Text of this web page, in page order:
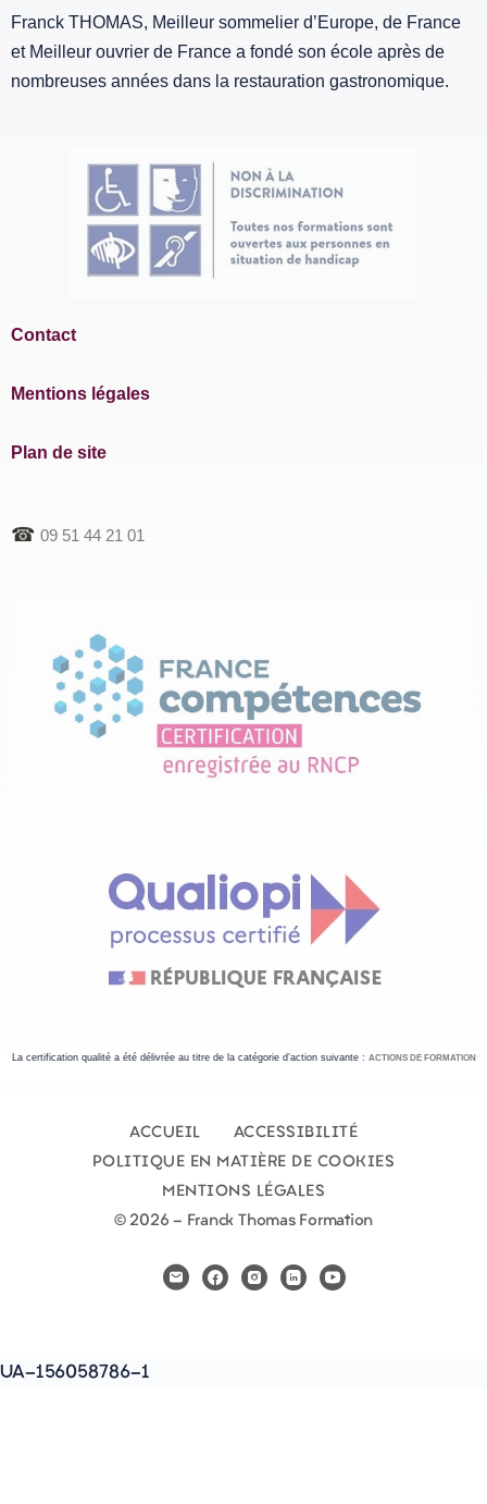
Franck THOMAS, Meilleur sommelier d’Europe, de France
et Meilleur ouvrier de France a fondé son école après de
nombreuses années dans la restauration gastronomique.
Contact
Mentions légales
Plan de site
☎ 09 51 44 21 01
La certification qualité a été délivrée au titre de la catégorie d’action suivante : ACTIONS DE FORMATION
ACCUEIL
ACCESSIBILITÉ
POLITIQUE EN MATIÈRE DE COOKIES
MENTIONS LÉGALES
© 2026 - Franck Thomas Formation
UA-156058786-1